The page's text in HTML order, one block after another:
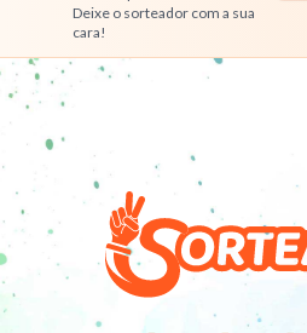
Deixe o sorteador com a sua
cara!